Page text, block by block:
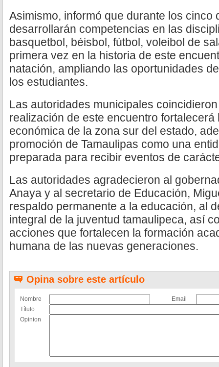
Asimismo, informó que durante los cinco
desarrollarán competencias en las
basquetbol, béisbol, fútbol, voleibol de
primera vez en la historia de este
natación, ampliando las oportunidades
los estudiantes.
Las autoridades municipales
realización de este encuentro
económica de la zona sur del estado,
promoción de Tamaulipas como una
preparada para recibir eventos de
Las autoridades agradecieron al
Anaya y al secretario de Educación,
respaldo permanente a la educación, al
integral de la juventud tamaulipeca, así
acciones que fortalecen la formación
humana de las nuevas generaciones.
Opina sobre este artículo
Nombre
Email
Título
Opinion